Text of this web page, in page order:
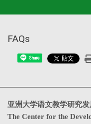
FAQs
Share
亚洲大学语文教学研究
The Center for the